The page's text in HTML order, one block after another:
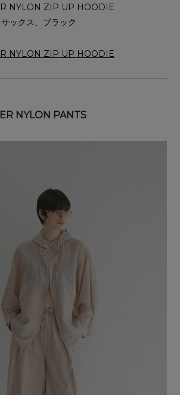
NYLON ZIP UP HOODIE
ックス、ブラック
NYLON ZIP UP HOODIE
NYLON PANTS